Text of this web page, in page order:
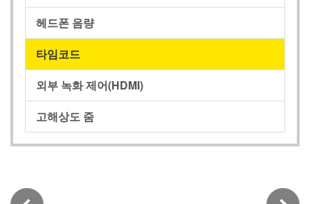
헤드폰 음량
타임코드
외부 녹화 제어(HDMI)
고해상도 줌